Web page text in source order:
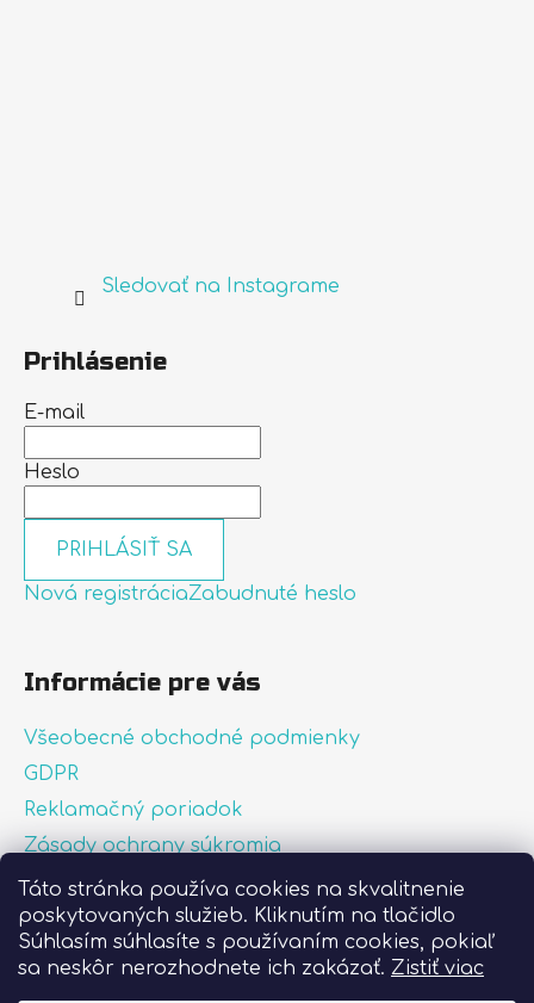
Táto stránka používa cookies na skvalitnenie
poskytovaných služieb. Kliknutím na tlačidlo
Súhlasím súhlasíte s používaním cookies, pokiaľ
sa neskôr nerozhodnete ich zakázať. Zistiť viac
Sledovať na Instagrame
Prihlásenie
E-mail
Heslo
PRIHLÁSIŤ SA
Nová registráciaZabudnuté heslo
Informácie pre vás
Všeobecné obchodné podmienky
GDPR
Reklamačný poriadok
Zásady ochrany súkromia
Zásady používania súborov cookies
O nás
FAQ